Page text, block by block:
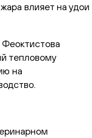
влияет на удои
тепловому
на